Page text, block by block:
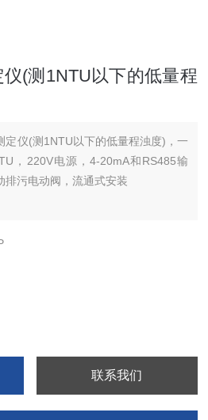
(测1NTU以下的低量程
定仪(测1NTU以下的低量程浊度)，一
，220V电源，4-20mA和RS485输
排污电动阀，流通式安装
联系我们